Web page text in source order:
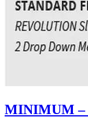
MINIMUM –